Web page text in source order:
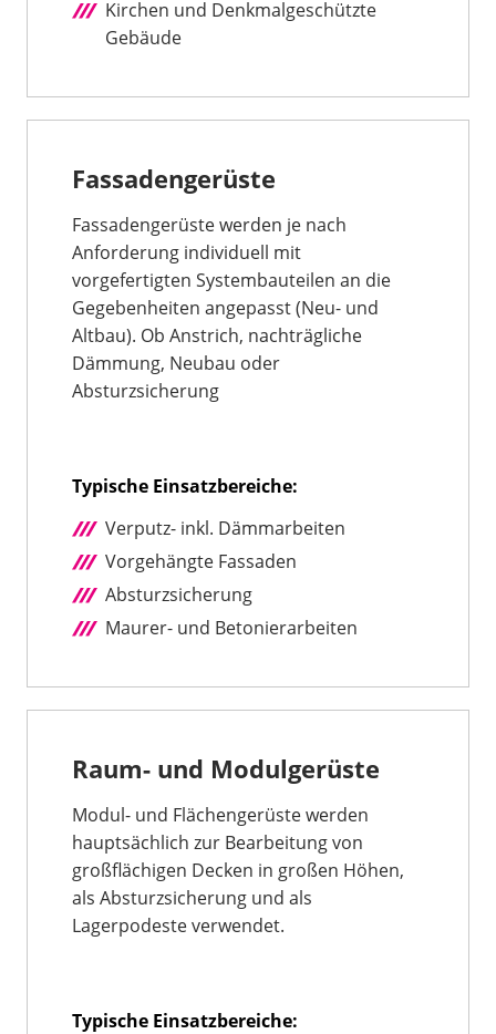
Kirchen und Denkmalgeschützte
Gebäude
Fassadengerüste
Fassadengerüste werden je nach
Anforderung individuell mit
vorgefertigten Systembauteilen an die
Gegebenheiten angepasst (Neu- und
Altbau). Ob Anstrich, nachträgliche
Dämmung, Neubau oder
Absturzsicherung
Typische Einsatzbereiche:
Verputz- inkl. Dämmarbeiten
Vorgehängte Fassaden
Absturzsicherung
Maurer- und Betonierarbeiten
Raum- und Modulgerüste
Modul- und Flächengerüste werden
hauptsächlich zur Bearbeitung von
großflächigen Decken in großen Höhen,
als Absturzsicherung und als
Lagerpodeste verwendet.
Typische Einsatzbereiche: